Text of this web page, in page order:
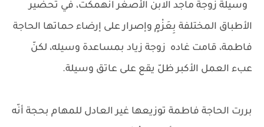
وسيلة زوجة ماجد الابن الأصغر انهمكت، في تحضير
الأطباق المختلفة بِعَزْمٍ وإصرار على إرضاء حماتها الحاجة
فاطمة، قامت غاده زوجة زياد بمساعدة وسيله، لكنّ
عبء العمل الأكبر ظلّ يقع على عاتق وسيلة.
بررت الحاجة فاطمة توزيعها غير العادل للمهام بحجة أنّه